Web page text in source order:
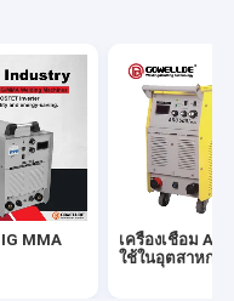
MMA
เครื่องเชื่อม
ใช้ในอุตสาหกร